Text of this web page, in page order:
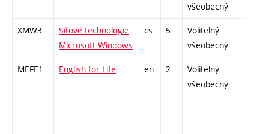
všeobecný
XMW3
Síťové technologie
Microsoft Windows
cs 5
Volitelný
všeobecný
MEFE1 English for Life en 2
Volitelný
všeobecný